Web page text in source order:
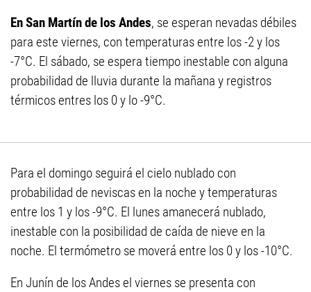
En San Martín de los Andes, se esperan nevadas débiles
para este viernes, con temperaturas entre los -2 y los
-7°C. El sábado, se espera tiempo inestable con alguna
probabilidad de lluvia durante la mañana y registros
térmicos entres los 0 y lo -9°C.
Para el domingo seguirá el cielo nublado con
probabilidad de neviscas en la noche y temperaturas
entre los 1 y los -9°C. El lunes amanecerá nublado,
inestable con la posibilidad de caída de nieve en la
noche. El termómetro se moverá entre los 0 y los -10°C.
En Junín de los Andes el viernes se presenta con